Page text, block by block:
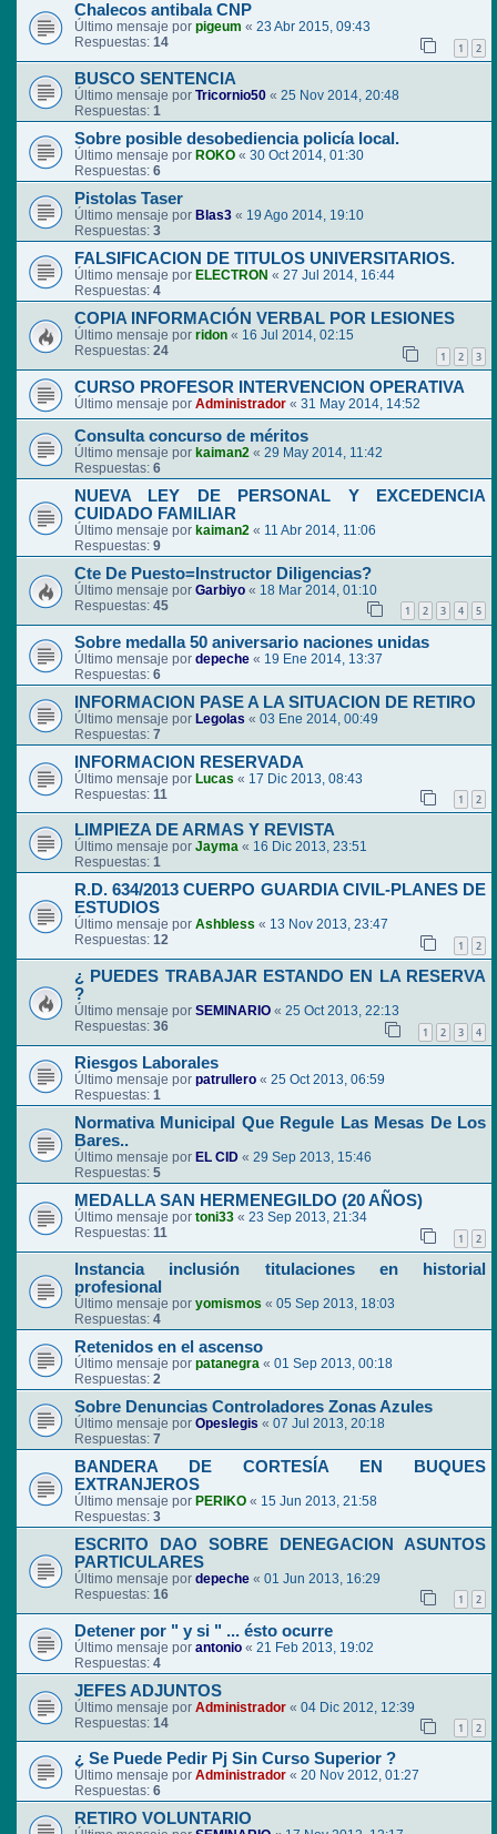
Chalecos antibala CNP
Último mensaje por pigeum « 23 Abr 2015, 09:43
Respuestas: 14 1 2
BUSCO SENTENCIA
Último mensaje por Tricornio50 « 25 Nov 2014, 20:48
Respuestas: 1
Sobre posible desobediencia policía local.
Último mensaje por ROKO « 30 Oct 2014, 01:30
Respuestas: 6
Pistolas Taser
Último mensaje por Blas3 « 19 Ago 2014, 19:10
Respuestas: 3
FALSIFICACION DE TITULOS UNIVERSITARIOS.
Último mensaje por ELECTRON « 27 Jul 2014, 16:44
Respuestas: 4
COPIA INFORMACIÓN VERBAL POR LESIONES
Último mensaje por ridon « 16 Jul 2014, 02:15
Respuestas: 24 1 2 3
CURSO PROFESOR INTERVENCION OPERATIVA
Último mensaje por Administrador « 31 May 2014, 14:52
Consulta concurso de méritos
Último mensaje por kaiman2 « 29 May 2014, 11:42
Respuestas: 6
NUEVA LEY DE PERSONAL Y EXCEDENCIA
CUIDADO FAMILIAR
Último mensaje por kaiman2 « 11 Abr 2014, 11:06
Respuestas: 9
Cte De Puesto=Instructor Diligencias?
Último mensaje por Garbiyo « 18 Mar 2014, 01:10
Respuestas: 45 1 2 3 4 5
Sobre medalla 50 aniversario naciones unidas
Último mensaje por depeche « 19 Ene 2014, 13:37
Respuestas: 6
INFORMACION PASE A LA SITUACION DE RETIRO
Último mensaje por Legolas « 03 Ene 2014, 00:49
Respuestas: 7
INFORMACION RESERVADA
Último mensaje por Lucas « 17 Dic 2013, 08:43
Respuestas: 11 1 2
LIMPIEZA DE ARMAS Y REVISTA
Último mensaje por Jayma « 16 Dic 2013, 23:51
Respuestas: 1
R.D. 634/2013 CUERPO GUARDIA CIVIL-PLANES DE
ESTUDIOS
Último mensaje por Ashbless « 13 Nov 2013, 23:47
Respuestas: 12 1 2
¿ PUEDES TRABAJAR ESTANDO EN LA RESERVA
?
Último mensaje por SEMINARIO « 25 Oct 2013, 22:13
Respuestas: 36 1 2 3 4
Riesgos Laborales
Último mensaje por patrullero « 25 Oct 2013, 06:59
Respuestas: 1
Normativa Municipal Que Regule Las Mesas De Los
Bares..
Último mensaje por EL CID « 29 Sep 2013, 15:46
Respuestas: 5
MEDALLA SAN HERMENEGILDO (20 AÑOS)
Último mensaje por toni33 « 23 Sep 2013, 21:34
Respuestas: 11 1 2
Instancia inclusión titulaciones en historial
profesional
Último mensaje por yomismos « 05 Sep 2013, 18:03
Respuestas: 4
Retenidos en el ascenso
Último mensaje por patanegra « 01 Sep 2013, 00:18
Respuestas: 2
Sobre Denuncias Controladores Zonas Azules
Último mensaje por Opeslegis « 07 Jul 2013, 20:18
Respuestas: 7
BANDERA DE CORTESÍA EN BUQUES
EXTRANJEROS
Último mensaje por PERIKO « 15 Jun 2013, 21:58
Respuestas: 3
ESCRITO DAO SOBRE DENEGACION ASUNTOS
PARTICULARES
Último mensaje por depeche « 01 Jun 2013, 16:29
Respuestas: 16 1 2
Detener por " y si " ... ésto ocurre
Último mensaje por antonio « 21 Feb 2013, 19:02
Respuestas: 4
JEFES ADJUNTOS
Último mensaje por Administrador « 04 Dic 2012, 12:39
Respuestas: 14 1 2
¿ Se Puede Pedir Pj Sin Curso Superior ?
Último mensaje por Administrador « 20 Nov 2012, 01:27
Respuestas: 6
RETIRO VOLUNTARIO